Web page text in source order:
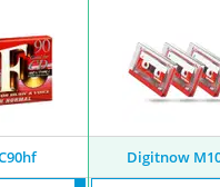
Digitnow